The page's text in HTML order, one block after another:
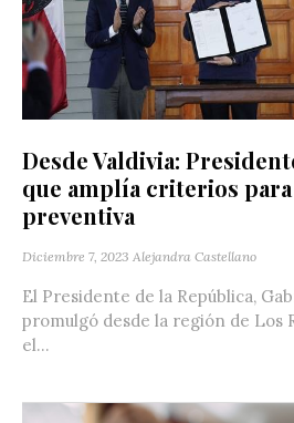
Desde Valdivia:
que amplía criterios
preventiva
Diciembre 7, 2023 Alejandra Castellano
El Presidente de la República,
promulgó desde la región de Los
el...